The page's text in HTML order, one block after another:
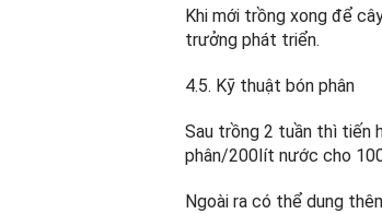
Khi mới trồng xong để
trưởng phát triển.
4.5. Kỹ thuật bón phân
Sau trồng 2 tuần thì tiến
phân/200lít nước cho
Ngoài ra có thể dung